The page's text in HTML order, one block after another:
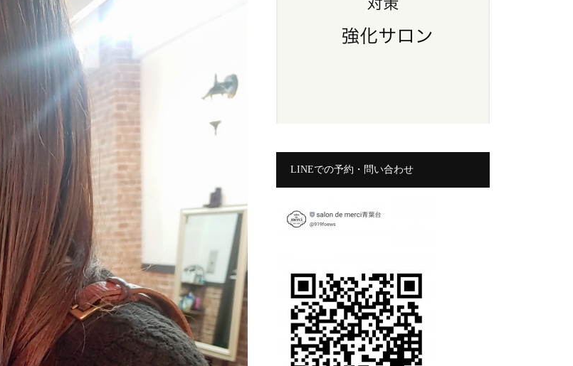
LINEでの予約・問い合わせ